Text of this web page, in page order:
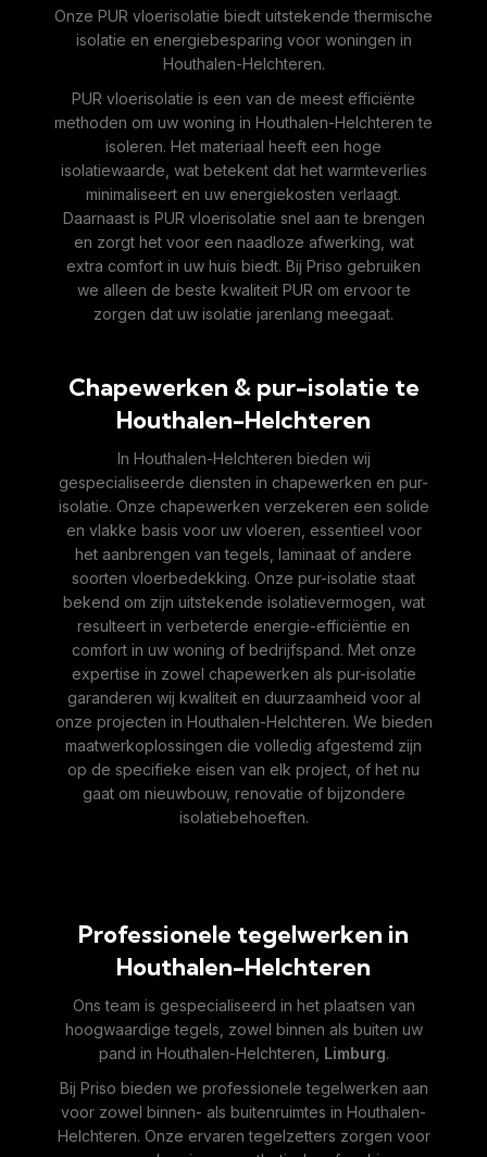
Onze PUR vloerisolatie biedt uitstekende thermische
isolatie en energiebesparing voor woningen in
Houthalen-Helchteren.
PUR vloerisolatie is een van de meest efficiënte
methoden om uw woning in Houthalen-Helchteren te
isoleren. Het materiaal heeft een hoge
isolatiewaarde, wat betekent dat het warmteverlies
minimaliseert en uw energiekosten verlaagt.
Daarnaast is PUR vloerisolatie snel aan te brengen
en zorgt het voor een naadloze afwerking, wat
extra comfort in uw huis biedt. Bij Priso gebruiken
we alleen de beste kwaliteit PUR om ervoor te
zorgen dat uw isolatie jarenlang meegaat.
Chapewerken & pur-isolatie te
Houthalen-Helchteren
In Houthalen-Helchteren bieden wij
gespecialiseerde diensten in chapewerken en pur-
isolatie. Onze chapewerken verzekeren een solide
en vlakke basis voor uw vloeren, essentieel voor
het aanbrengen van tegels, laminaat of andere
soorten vloerbedekking. Onze pur-isolatie staat
bekend om zijn uitstekende isolatievermogen, wat
resulteert in verbeterde energie-efficiëntie en
comfort in uw woning of bedrijfspand. Met onze
expertise in zowel chapewerken als pur-isolatie
garanderen wij kwaliteit en duurzaamheid voor al
onze projecten in Houthalen-Helchteren. We bieden
maatwerkoplossingen die volledig afgestemd zijn
op de specifieke eisen van elk project, of het nu
gaat om nieuwbouw, renovatie of bijzondere
isolatiebehoeften.
Professionele tegelwerken in
Houthalen-Helchteren
Ons team is gespecialiseerd in het plaatsen van
hoogwaardige tegels, zowel binnen als buiten uw
pand in Houthalen-Helchteren, Limburg.
Bij Priso bieden we professionele tegelwerken aan
voor zowel binnen- als buitenruimtes in Houthalen-
Helchteren. Onze ervaren tegelzetters zorgen voor